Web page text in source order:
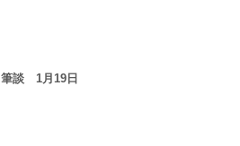
筆談 1月19日